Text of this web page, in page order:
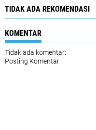
TIDAK ADA REKOMENDASI
KOMENTAR
Tidak ada komentar:
Posting Komentar